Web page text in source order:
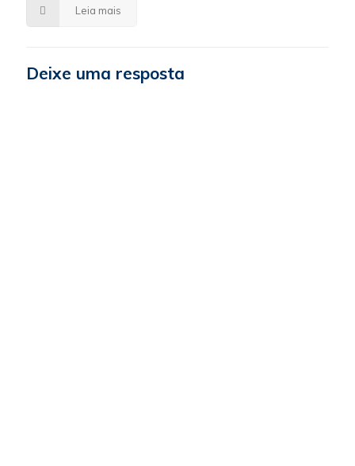
Leia mais
Deixe uma resposta